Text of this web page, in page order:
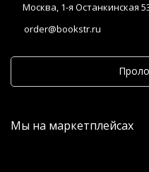
Москва, 1-я Останкинская
order@bookstr.ru
Мы на маркетплейсах